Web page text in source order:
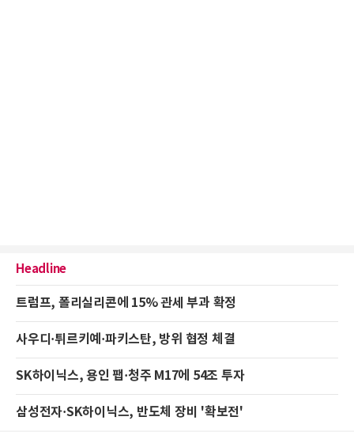
Headline
트럼프, 폴리실리콘에 15% 관세 부과 확정
사우디·튀르키예·파키스탄, 방위 협정 체결
SK하이닉스, 용인 팹·청주 M17에 54조 투자
삼성전자·SK하이닉스, 반도체 장비 '확보전'